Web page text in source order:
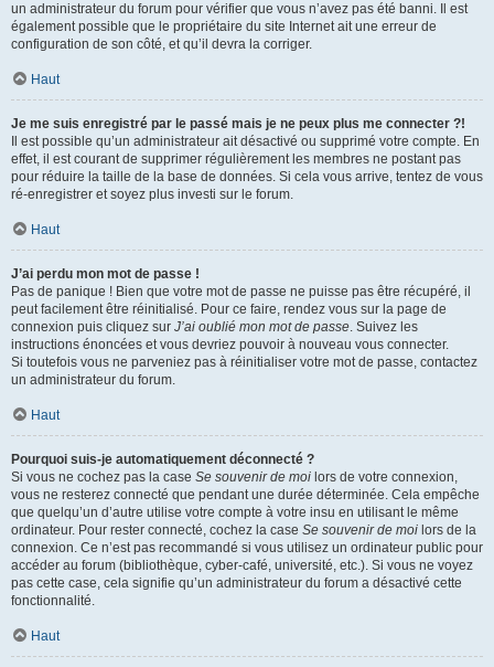
un administrateur du forum pour vérifier que vous n’avez pas été banni. Il est
également possible que le propriétaire du site Internet ait une erreur de
configuration de son côté, et qu’il devra la corriger.
Haut
Je me suis enregistré par le passé mais je ne peux plus me connecter ?!
Il est possible qu’un administrateur ait désactivé ou supprimé votre compte. En
effet, il est courant de supprimer régulièrement les membres ne postant pas
pour réduire la taille de la base de données. Si cela vous arrive, tentez de vous
ré-enregistrer et soyez plus investi sur le forum.
Haut
J’ai perdu mon mot de passe !
Pas de panique ! Bien que votre mot de passe ne puisse pas être récupéré, il
peut facilement être réinitialisé. Pour ce faire, rendez vous sur la page de
connexion puis cliquez sur J’ai oublié mon mot de passe. Suivez les
instructions énoncées et vous devriez pouvoir à nouveau vous connecter.
Si toutefois vous ne parveniez pas à réinitialiser votre mot de passe, contactez
un administrateur du forum.
Haut
Pourquoi suis-je automatiquement déconnecté ?
Si vous ne cochez pas la case Se souvenir de moi lors de votre connexion,
vous ne resterez connecté que pendant une durée déterminée. Cela empêche
que quelqu’un d’autre utilise votre compte à votre insu en utilisant le même
ordinateur. Pour rester connecté, cochez la case Se souvenir de moi lors de la
connexion. Ce n’est pas recommandé si vous utilisez un ordinateur public pour
accéder au forum (bibliothèque, cyber-café, université, etc.). Si vous ne voyez
pas cette case, cela signifie qu’un administrateur du forum a désactivé cette
fonctionnalité.
Haut